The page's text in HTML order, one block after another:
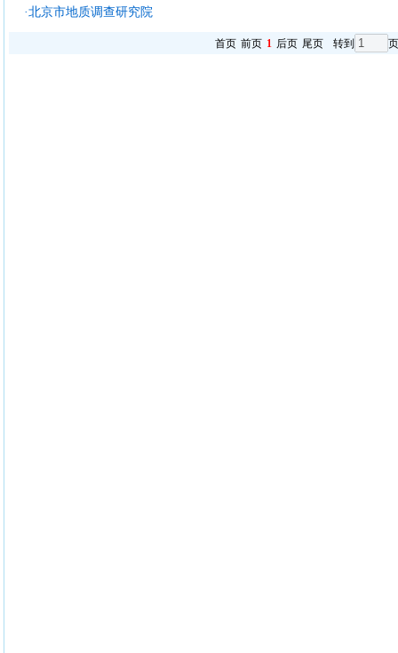
·北京市地质调查研究院
首页 前页 1 后页 尾页 转到 页